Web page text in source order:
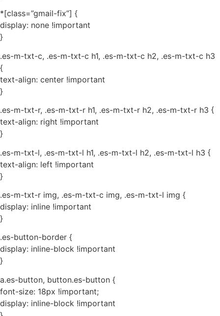
*[class=”gmail-fix”] {
display: none !important
}
.es-m-txt-c, .es-m-txt-c h1, .es-m-txt-c h2, .es-m-txt-c h3
{
text-align: center !important
}
.es-m-txt-r, .es-m-txt-r h1, .es-m-txt-r h2, .es-m-txt-r h3 {
text-align: right !important
}
.es-m-txt-l, .es-m-txt-l h1, .es-m-txt-l h2, .es-m-txt-l h3 {
text-align: left !important
}
.es-m-txt-r img, .es-m-txt-c img, .es-m-txt-l img {
display: inline !important
}
.es-button-border {
display: inline-block !important
}
a.es-button, button.es-button {
font-size: 18px !important;
display: inline-block !important